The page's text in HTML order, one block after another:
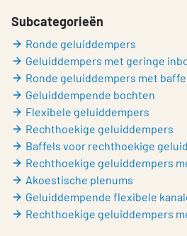
Subcategorieën
Ronde geluiddempers
Geluiddempers met geringe
Ronde geluiddempers met
Geluiddempende bochten
Flexibele geluiddempers
Rechthoekige geluiddempers
Baffels voor rechthoekige
Rechthoekige geluiddempers
Akoestische plenums
Geluiddempende flexibele
Rechthoekige geluiddempers